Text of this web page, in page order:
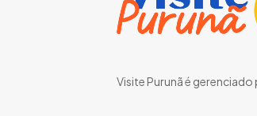
Visite Purunã é gerenciado